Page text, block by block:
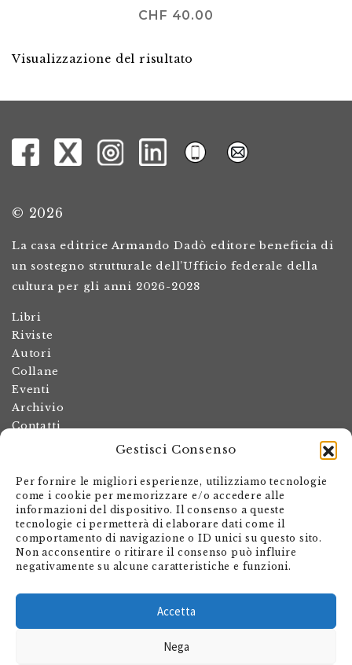
Gestisci Consenso
Per fornire le migliori esperienze, utilizziamo tecnologie
come i cookie per memorizzare e/o accedere alle
informazioni del dispositivo. Il consenso a queste
tecnologie ci permetterà di elaborare dati come il
comportamento di navigazione o ID unici su questo sito.
Non acconsentire o ritirare il consenso può influire
negativamente su alcune caratteristiche e funzioni.
Accetta
Nega
CHF 40.00
Visualizzazione del risultato
© 2026
La casa editrice Armando Dadò editore beneficia di
un sostegno strutturale dell’Ufficio federale della
cultura per gli anni 2026-2028
Libri
Riviste
Autori
Collane
Eventi
Archivio
Contatti
Termini e condizioni
Spese di spedizione
Politica dei resi
Informativa sulla privacy
Il mio account
Carrello
Via Giovanni Antonio Orelli 29
Casella postale 563